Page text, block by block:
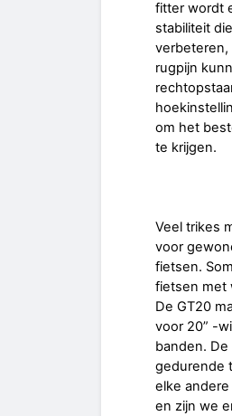
fitter wordt
stabiliteit
verbeteren,
rugpijn
om het
te krijgen.
Veel trikes
voor
fietsen.
fietsen met
De GT20
voor 20” -
banden.
gedurende
elke
en zijn we